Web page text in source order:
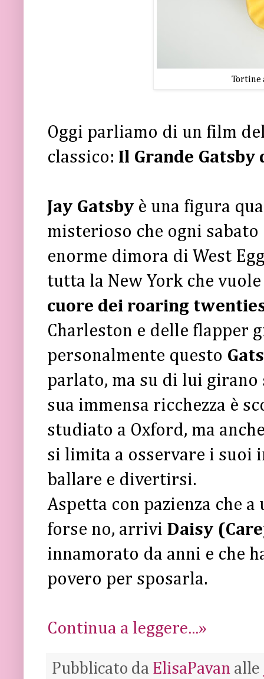
Tortine
Oggi parliamo di un film
classico: Il Grande
Jay Gatsby è una figura
misterioso che ogni
enorme dimora di West
tutta la New York che
cuore dei roaring
Charleston e delle flapper
personalmente questo
parlato, ma su di lui girano
sua immensa ricchezza è
studiato a Oxford, ma
si limita a osservare i suoi
ballare e divertirsi.
Aspetta con pazienza che
forse no, arrivi Daisy
innamorato da anni e che
povero per sposarla.
Continua a leggere...»
Pubblicato da ElisaPavan alle